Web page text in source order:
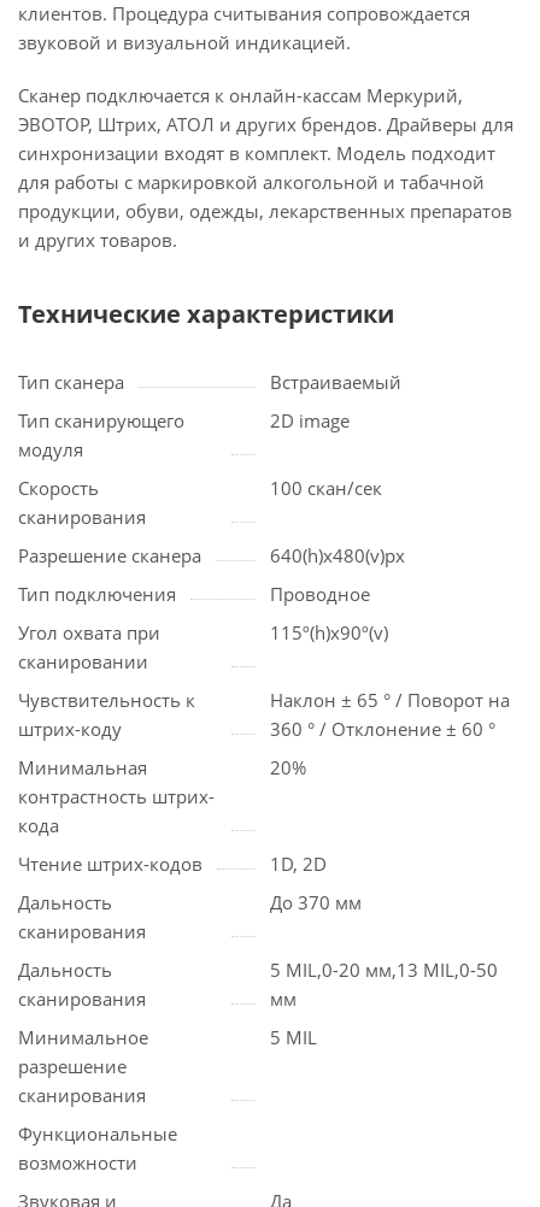
клиентов. Процедура считывания сопровождается
звуковой и визуальной индикацией.
Сканер подключается к онлайн-кассам Меркурий,
ЭВОТОР, Штрих, АТОЛ и других брендов. Драйверы для
синхронизации входят в комплект. Модель подходит
для работы с маркировкой алкогольной и табачной
продукции, обуви, одежды, лекарственных препаратов
и других товаров.
Технические характеристики
Тип сканера
Встраиваемый
Тип сканирующего
модуля
2D image
Скорость
сканирования
100 скан/сек
Разрешение сканера
640(h)х480(v)px
Тип подключения
Проводное
Угол охвата при
сканировании
115º(h)x90º(v)
Чувствительность к
штрих-коду
Наклон ± 65 ° / Поворот на
360 ° / Отклонение ± 60 °
Минимальная
контрастность штрих-
кода
20%
Чтение штрих-кодов
1D, 2D
Дальность
сканирования
До 370 мм
Дальность
сканирования
5 MIL,0-20 мм,13 MIL,0-50
мм
Минимальное
разрешение
сканирования
5 MIL
Функциональные
возможности
Звуковая и
Да